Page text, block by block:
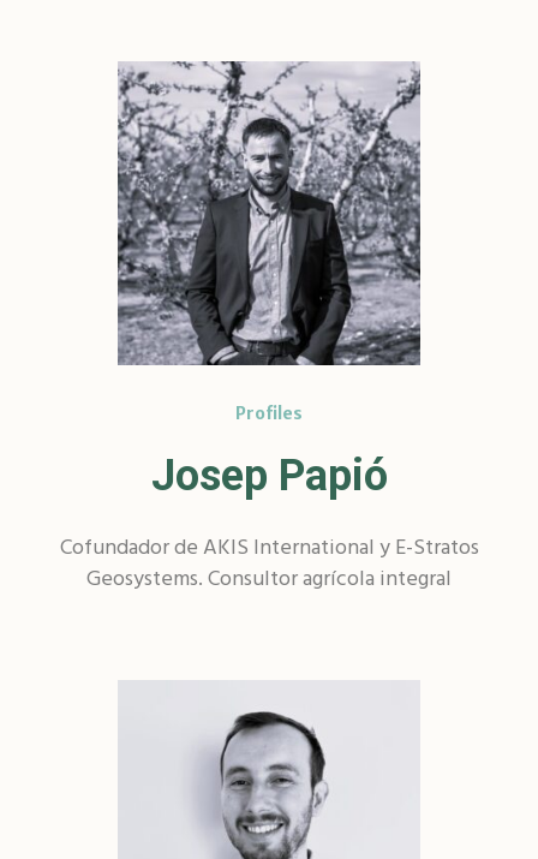
Profiles
Josep Papió
Cofundador de AKIS International y E-Stratos
Geosystems. Consultor agrícola integral